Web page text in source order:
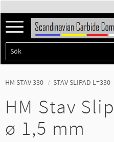
Meny
HM STAV 330 STAV SLIPAD L=330
HM Stav
ø 1,5 mm